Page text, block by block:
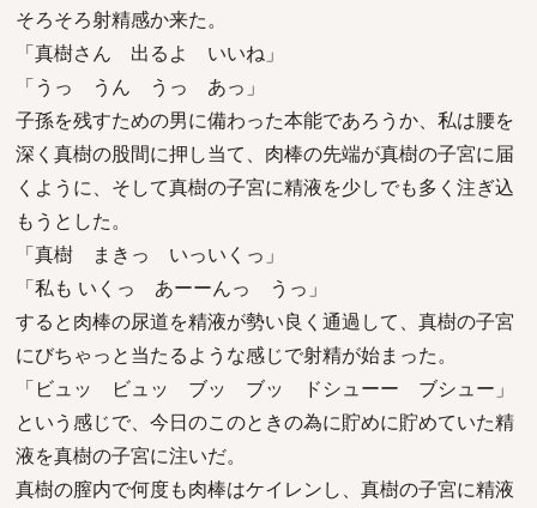
そろそろ射精感か来た。
「真樹さん 出るよ いいね」
「うっ うん うっ あっ」
子孫を残すための男に備わった本能であろうか、私は腰を
深く真樹の股間に押し当て、肉棒の先端が真樹の子宮に届
くように、そして真樹の子宮に精液を少しでも多く注ぎ込
もうとした。
「真樹 まきっ いっいくっ」
「私も いくっ あーーんっ うっ」
すると肉棒の尿道を精液が勢い良く通過して、真樹の子宮
にびちゃっと当たるような感じで射精が始まった。
「ビュッ ビュッ ブッ ブッ ドシューー ブシュー」
という感じで、今日のこのときの為に貯めに貯めていた精
液を真樹の子宮に注いだ。
真樹の膣内で何度も肉棒はケイレンし、真樹の子宮に精液